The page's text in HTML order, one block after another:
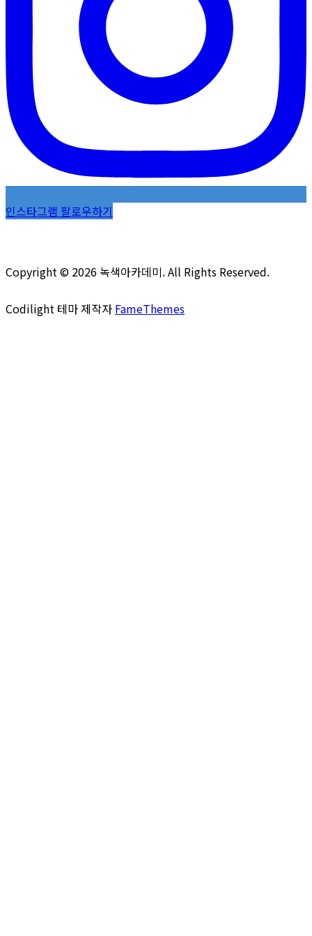
인스타그램 팔로우하기
Copyright © 2026 녹색아카데미. All Rights Reserved.
Codilight 테마 제작자 FameThemes